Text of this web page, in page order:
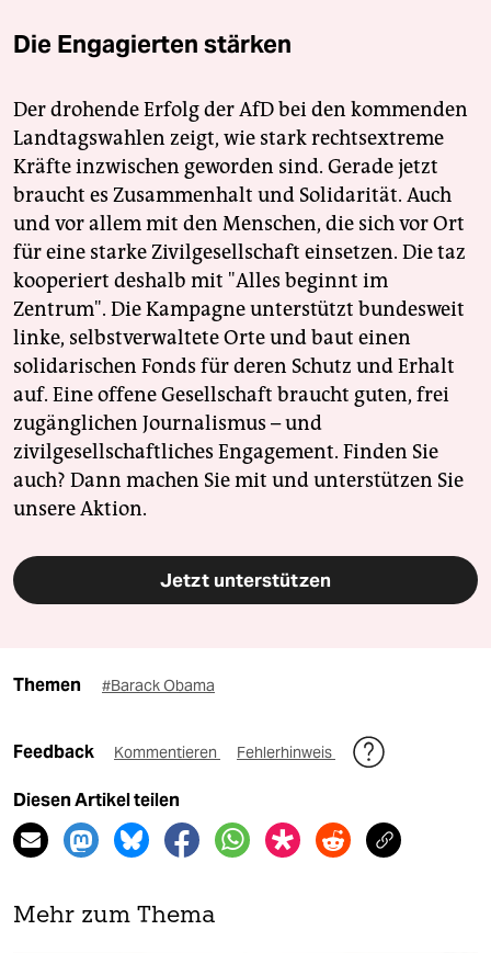
Die Engagierten stärken
Der drohende Erfolg der AfD bei den kommenden
Landtagswahlen zeigt, wie stark rechtsextreme
Kräfte inzwischen geworden sind. Gerade jetzt
braucht es Zusammenhalt und Solidarität. Auch
und vor allem mit den Menschen, die sich vor Ort
für eine starke Zivilgesellschaft einsetzen. Die taz
kooperiert deshalb mit "Alles beginnt im
Zentrum". Die Kampagne unterstützt bundesweit
linke, selbstverwaltete Orte und baut einen
solidarischen Fonds für deren Schutz und Erhalt
auf. Eine offene Gesellschaft braucht guten, frei
zugänglichen Journalismus – und
zivilgesellschaftliches Engagement. Finden Sie
auch? Dann machen Sie mit und unterstützen Sie
unsere Aktion.
Jetzt unterstützen
Themen #Barack Obama
Feedback Kommentieren Fehlerhinweis
Diesen Artikel teilen
Mehr zum Thema